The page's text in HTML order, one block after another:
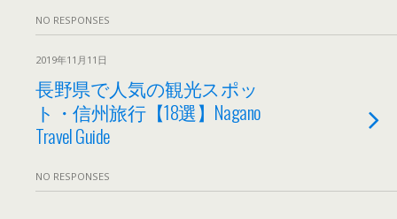
NO RESPONSES
2019年11月11日
長野県で人気の観光スポッ
ト・信州旅行【18選】Nagano
Travel Guide
NO RESPONSES